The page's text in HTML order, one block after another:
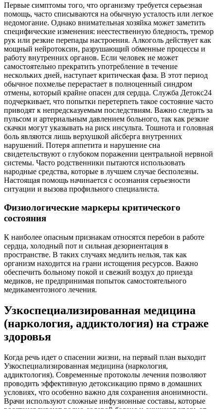
Первые симптомы того, что организму требуется серьезная
помощь, часто списываются на обычную усталость или легкое
недомогание. Однако внимательная хозяйка может заметить
специфические изменения: неестественную бледность, тремор
рук или резкие перепады настроения. Алкоголь действует как
мощный нейротоксин, разрушающий обменные процессы и
работу внутренних органов. Если человек не может
самостоятельно прекратить употребление в течение
нескольких дней, наступает критическая фаза. В этот период
обычное похмелье перерастает в полноценный синдром
отмены, который крайне опасен для сердца. Служба Детокс24
подчеркивает, что попытки перетерпеть такое состояние часто
приводят к непредсказуемым последствиям. Важно следить за
пульсом и артериальным давлением больного, так как резкие
скачки могут указывать на риск инсульта. Тошнота и головная
боль являются лишь верхушкой айсберга внутренних
нарушений. Потеря аппетита и нарушение сна
свидетельствуют о глубоком поражении центральной нервной
системы. Часто родственники пытаются использовать
народные средства, которые в лучшем случае бесполезны.
Настоящая помощь начинается с осознания серьезности
ситуации и вызова профильного специалиста.
Физиологические маркеры критического
состояния
К наиболее опасным признакам относятся перебои в работе
сердца, холодный пот и сильная дезориентация в
пространстве. В таких случаях медлить нельзя, так как
организм находится на грани истощения ресурсов. Важно
обеспечить больному покой и свежий воздух до приезда
медиков, не предпринимая попыток самостоятельного
медикаментозного лечения.
Узкоспециализированная медицина
(наркология, аддиктология) на страже
здоровья
Когда речь идет о спасении жизни, на первый план выходит
Узкоспециализированная медицина (наркология,
аддиктология). Современные протоколы лечения позволяют
проводить эффективную детоксикацию прямо в домашних
условиях, что особенно важно для сохранения анонимности.
Врачи используют сложные инфузионные составы, которые